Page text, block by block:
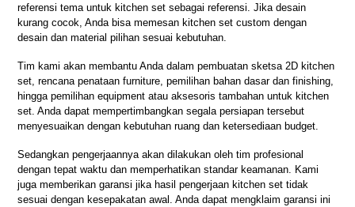
referensi tema untuk kitchen set sebagai referensi. Jika desain
kurang cocok, Anda bisa memesan kitchen set custom dengan
desain dan material pilihan sesuai kebutuhan.
Tim kami akan membantu Anda dalam pembuatan sketsa 2D kitchen
set, rencana penataan furniture, pemilihan bahan dasar dan finishing,
hingga pemilihan equipment atau aksesoris tambahan untuk kitchen
set. Anda dapat mempertimbangkan segala persiapan tersebut
menyesuaikan dengan kebutuhan ruang dan ketersediaan budget.
Sedangkan pengerjaannya akan dilakukan oleh tim profesional
dengan tepat waktu dan memperhatikan standar keamanan. Kami
juga memberikan garansi jika hasil pengerjaan kitchen set tidak
sesuai dengan kesepakatan awal. Anda dapat mengklaim garansi ini